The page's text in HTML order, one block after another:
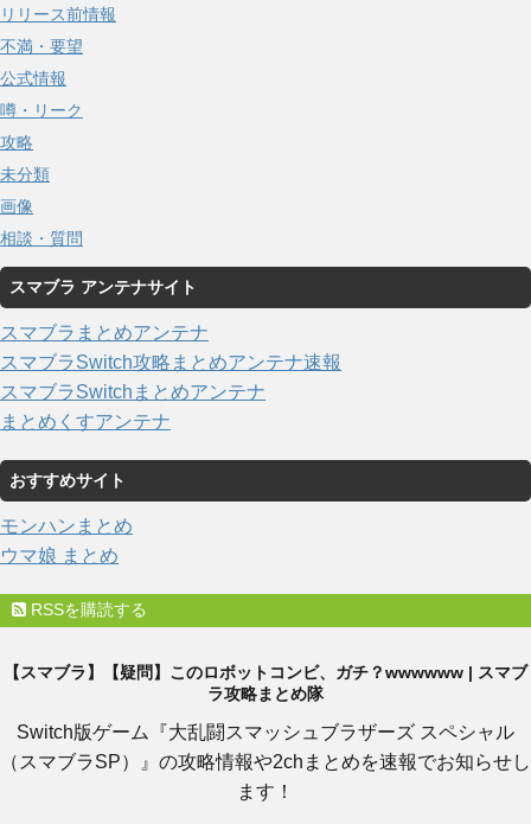
リリース前情報
不満・要望
公式情報
噂・リーク
攻略
未分類
画像
相談・質問
スマブラ アンテナサイト
スマブラまとめアンテナ
スマブラSwitch攻略まとめアンテナ速報
スマブラSwitchまとめアンテナ
まとめくすアンテナ
おすすめサイト
モンハンまとめ
ウマ娘 まとめ
RSSを購読する
【スマブラ】【疑問】このロボットコンビ、ガチ？wwwwww | スマブ
ラ攻略まとめ隊
Switch版ゲーム『大乱闘スマッシュブラザーズ スペシャル
（スマブラSP）』の攻略情報や2chまとめを速報でお知らせし
ます！